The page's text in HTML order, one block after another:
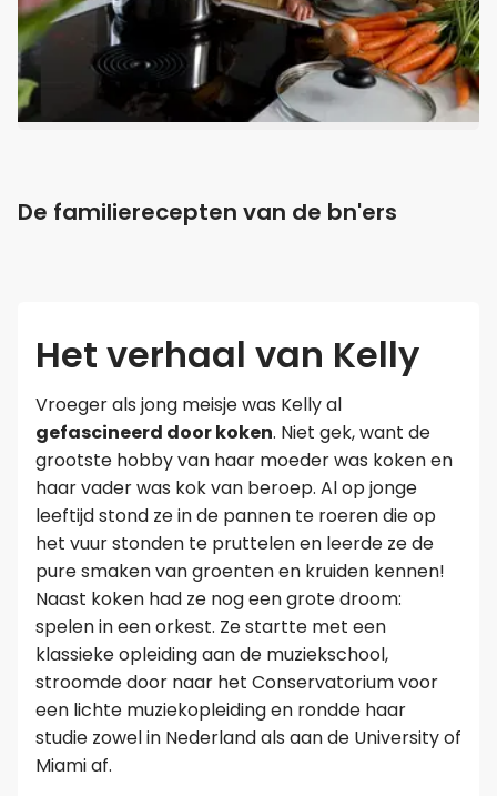
De familierecepten van de bn'ers
Het verhaal van Kelly
Vroeger als jong meisje was Kelly al
gefascineerd door koken. Niet gek, want de
grootste hobby van haar moeder was koken en
haar vader was kok van beroep. Al op jonge
leeftijd stond ze in de pannen te roeren die op
het vuur stonden te pruttelen en leerde ze de
pure smaken van groenten en kruiden kennen!
Naast koken had ze nog een grote droom:
spelen in een orkest. Ze startte met een
klassieke opleiding aan de muziekschool,
stroomde door naar het Conservatorium voor
een lichte muziekopleiding en rondde haar
studie zowel in Nederland als aan de University of
Miami af.